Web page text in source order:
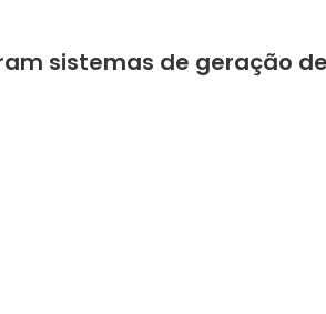
sistemas de geração